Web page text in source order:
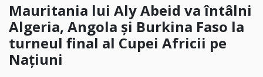
Mauritania lui Aly Abeid va întâlni
Algeria, Angola și Burkina Faso la
turneul final al Cupei Africii pe
Națiuni